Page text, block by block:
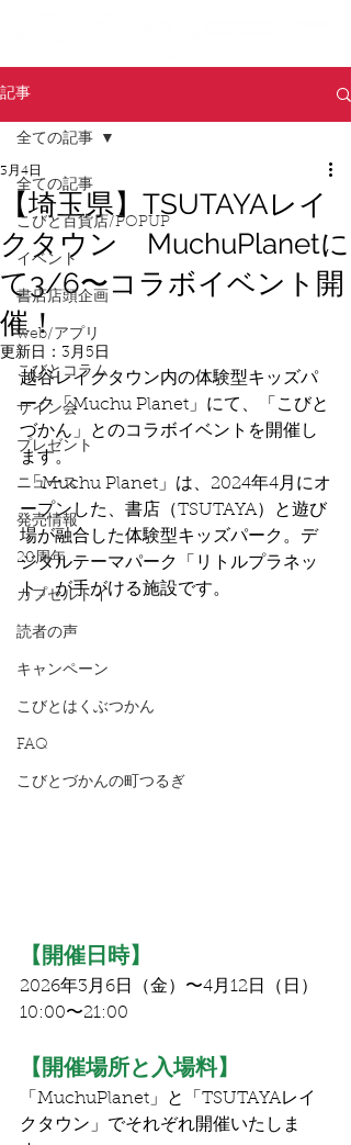
記事
全ての記事
こびと百貨店/POPUP
イベント
書店店頭企画
web/アプリ
こびとコラム
サイン会
プレゼント
ニュース
発売情報
20周年
カプセルトイ
読者の声
キャンペーン
こびとはくぶつかん
FAQ
こびとづかんの町つるぎ
全ての記事
【埼玉県】TSUTAYAレイ
クタウン MuchuPlanetに
て3/6〜コラボイベント開
催！
3月4日
更新日： 3月5日
越谷レイクタウン内の体験型キッズパ
ーク「Muchu Planet」にて、「こびと
づかん」とのコラボイベントを開催し
ます。
「Muchu Planet」は、2024年4月にオ
ープンした、書店（TSUTAYA）と遊び
場が融合した体験型キッズパーク。デ
ジタルテーマパーク「リトルプラネッ
ト」が手がける施設です。
【開催日時】
2026年3月6日（金）〜4月12日（日）
10:00〜21:00
【開催場所と入場料】
「MuchuPlanet」と「TSUTAYAレイ
クタウン」でそれぞれ開催いたしま